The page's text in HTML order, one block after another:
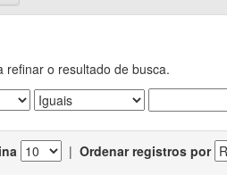
refinar o resultado de busca.
| Ordenar registros por